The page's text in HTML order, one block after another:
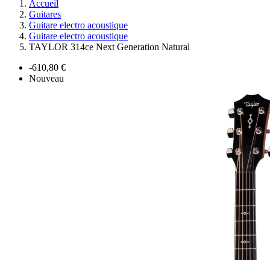
Accueil
Guitares
Guitare electro acoustique
Guitare electro acoustique
TAYLOR 314ce Next Generation Natural
-610,80 €
Nouveau